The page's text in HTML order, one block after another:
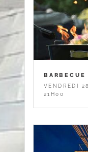
VENDREDI
21H00